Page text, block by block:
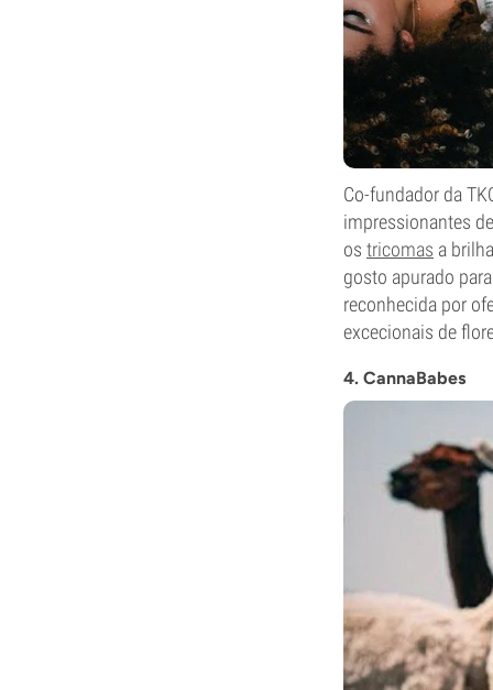
Co-fundador da
impressionantes
os tricomas a
gosto apurado
reconhecida por
excecionais de
4. CannaBabes